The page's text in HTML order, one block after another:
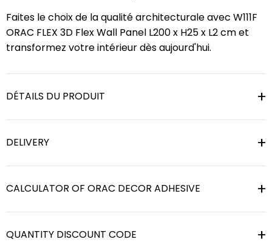
Faites le choix de la qualité architecturale avec W111F
ORAC FLEX 3D Flex Wall Panel L200 x H25 x L2 cm et
transformez votre intérieur dès aujourd'hui.
DÉTAILS DU PRODUIT
DELIVERY
CALCULATOR OF ORAC DECOR ADHESIVE
QUANTITY DISCOUNT CODE